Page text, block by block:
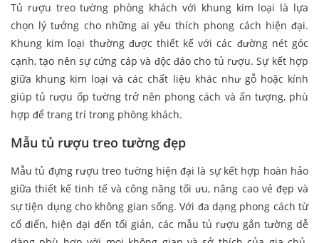
Tủ rượu treo tường phòng khách với khung kim loại là lựa
chọn lý tưởng cho những ai yêu thích phong cách hiện đại.
Khung kim loại thường được thiết kế với các đường nét góc
cạnh, tạo nên sự cứng cáp và độc đáo cho tủ rượu. Sự kết hợp
giữa khung kim loại và các chất liệu khác như gỗ hoặc kính
giúp tủ rượu ốp tường trở nên phong cách và ấn tượng, phù
hợp để trang trí trong phòng khách.
Mẫu tủ rượu treo tường đẹp
Mẫu tủ đựng rượu treo tường hiện đại là sự kết hợp hoàn hảo
giữa thiết kế tinh tế và công năng tối ưu, nâng cao vẻ đẹp và
sự tiện dụng cho không gian sống. Với đa dạng phong cách từ
cổ điển, hiện đại đến tối giản, các mẫu tủ rượu gắn tường dễ